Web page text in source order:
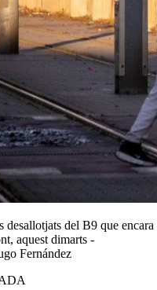
desallotjats del B9 que
aquest dimarts -
Fernández